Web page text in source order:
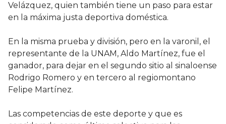
Velázquez, quien también tiene un paso para estar
en la máxima justa deportiva doméstica.
En la misma prueba y división, pero en la varonil, el
representante de la UNAM, Aldo Martínez, fue el
ganador, para dejar en el segundo sitio al sinaloense
Rodrigo Romero y en tercero al regiomontano
Felipe Martínez.
Las competencias de este deporte y que es